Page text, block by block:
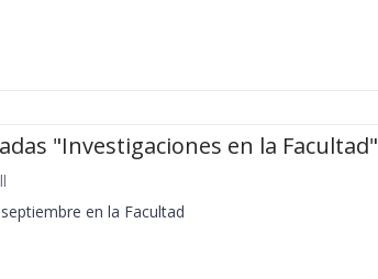
"Investigaciones en la Facultad"
en la Facultad